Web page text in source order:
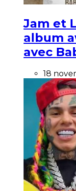
Jam et
album
avec
18